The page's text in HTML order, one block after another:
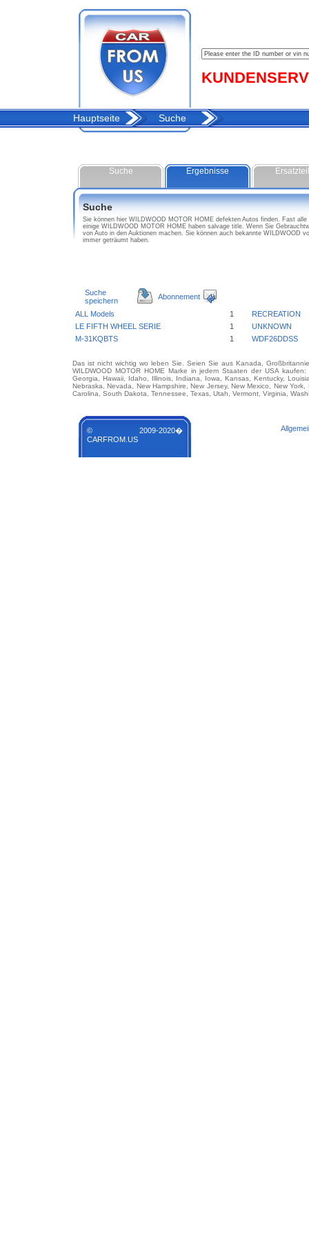
Hauptseite Suche
Suche Ergebnisse
Suche
Sie können hier WILDWOOD MOTOR HOME defekten Autos finden. Fast
einige WILDWOOD MOTOR HOME haben salvage title. Wenn Sie
von Auto in den Auktionen machen. Sie können auch bekannte WILDWOOD
immer geträumt haben.
Suche
speichern
Abonnement
ALL Models 1
RECREATION
LE FIFTH WHEEL SERIE
1
UNKNOWN
M-31KQBTS
1 WDF26DDSS
Das ist nicht wichtig wo leben Sie. Seien Sie aus Kanada,
WILDWOOD MOTOR HOME Marke in jedem Staaten der USA
Georgia, Hawaii, Idaho, Illinois, Indiana, Iowa, Kansas, Kentucky,
Nebraska, Nevada, New Hampshire, New Jersey, New Mexico, New
Carolina, South Dakota, Tennessee, Texas, Utah, Vermont, Virginia,
© 2009-2020�
CARFROM.US